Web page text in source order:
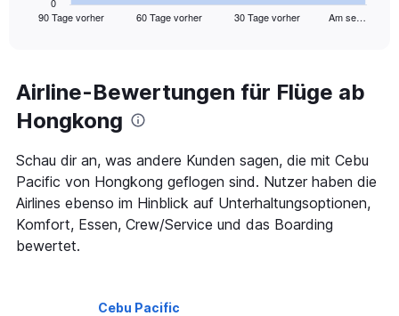
Range:
91
categories.
chart
has
1
Y
axis
displaying
values.
90 Tage vorher 60 Tage vorher 30 Tage vorher Am se…
End
Airline-Bewertungen für Flüge ab
Hongkong
Schau dir an, was andere Kunden sagen, die mit Cebu
Pacific von Hongkong geflogen sind. Nutzer haben die
Airlines ebenso im Hinblick auf Unterhaltungsoptionen,
Komfort, Essen, Crew/Service und das Boarding
bewertet.
Cebu Pacific